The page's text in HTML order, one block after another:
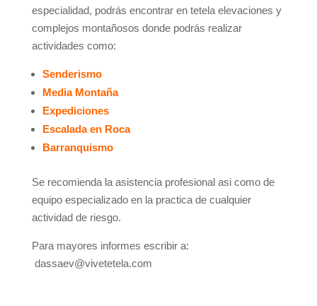
especialidad, podrás encontrar en tetela elevaciones y
complejos montañosos donde podrás realizar
actividades como:
Senderismo
Media Montaña
Expediciones
Escalada en Roca
Barranquismo
Se recomienda la asistencia profesional asi como de
equipo especializado en la practica de cualquier
actividad de riesgo.
Para mayores informes escribir a:
dassaev@vivetetela.com